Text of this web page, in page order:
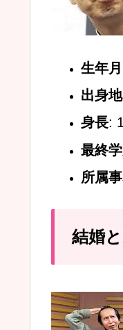
生年月
出身地
身長:
最終
所属
結婚